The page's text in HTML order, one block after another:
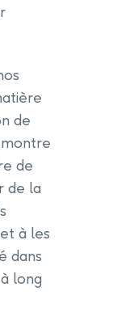
de
de
de la
à les
dans
long